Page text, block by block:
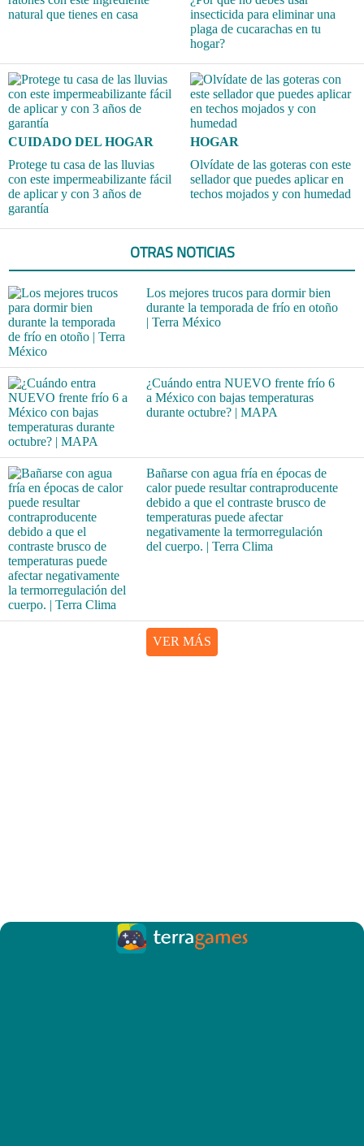
natural que tienes en casa
insecticida para eliminar una
plaga de cucarachas en tu
hogar?
CUIDADO DEL HOGAR
Protege tu casa de las lluvias
con este impermeabilizante fácil
de aplicar y con 3 años de
garantía
HOGAR
Olvídate de las goteras con este
sellador que puedes aplicar en
techos mojados y con humedad
OTRAS NOTICIAS
Los mejores trucos para dormir bien
durante la temporada de frío en otoño
| Terra México
¿Cuándo entra NUEVO frente frío 6
a México con bajas temperaturas
durante octubre? | MAPA
Bañarse con agua fría en épocas de
calor puede resultar contraproducente
debido a que el contraste brusco de
temperaturas puede afectar
negativamente la termorregulación
del cuerpo. | Terra Clima
VER MÁS